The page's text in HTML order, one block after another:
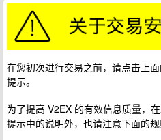
在您初次进行交易之前，请点击上
提示。
为了提高 V2EX 的有效信息质量，
提示中的说明外，也请注意下面的规